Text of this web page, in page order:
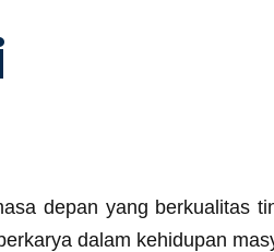
depan yang berkualitas
dalam kehidupan